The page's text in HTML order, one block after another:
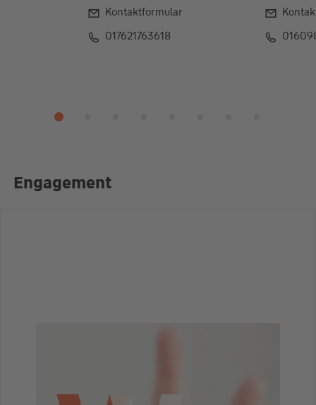
Kontaktformular
017621763618
Engagement